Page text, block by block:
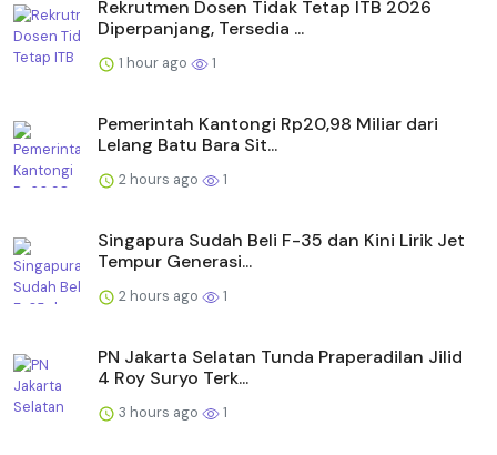
Rekrutmen Dosen Tidak Tetap ITB 2026
Diperpanjang, Tersedia ...
1 hour ago 1
Pemerintah Kantongi Rp20,98 Miliar dari
Lelang Batu Bara Sit...
2 hours ago 1
Singapura Sudah Beli F-35 dan Kini Lirik Jet
Tempur Generasi...
2 hours ago 1
PN Jakarta Selatan Tunda Praperadilan Jilid
4 Roy Suryo Terk...
3 hours ago 1